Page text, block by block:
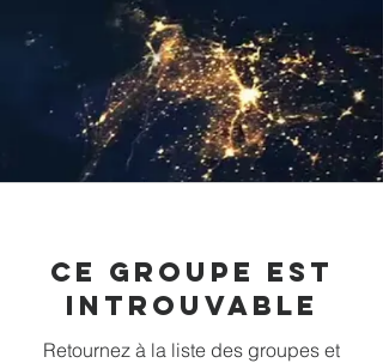
Ce groupe est
introuvable
Retournez à la liste des groupes et